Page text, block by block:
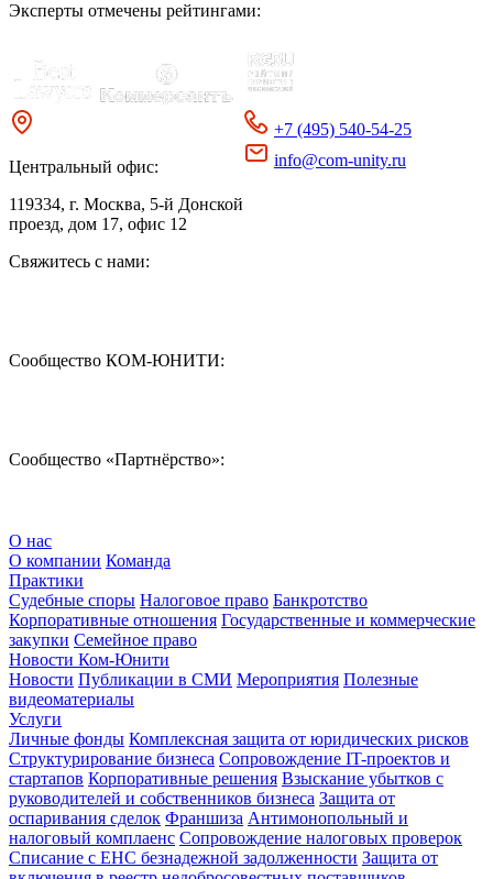
Эксперты отмечены рейтингами:
Центральный офис:
119334, г. Москва, 5-й Донской
проезд, дом 17, офис 12
+7 (495) 540-54-25
info@com-unity.ru
Свяжитесь с нами:
Сообщество КОМ-ЮНИТИ:
Сообщество «Партнёрство»:
О нас
О компании Команда
Практики
Судебные споры Налоговое право Банкротство
Корпоративные отношения Государственные и коммерческие
закупки Семейное право
Новости Ком-Юнити
Новости Публикации в СМИ Мероприятия Полезные
видеоматериалы
Услуги
Личные фонды Комплексная защита от юридических рисков
Структурирование бизнеса Сопровождение IT-проектов и
стартапов Корпоративные решения Взыскание убытков с
руководителей и собственников бизнеса Защита от
оспаривания сделок Франшиза Антимонопольный и
налоговый комплаенс Сопровождение налоговых проверок
Списание с ЕНС безнадежной задолженности Защита от